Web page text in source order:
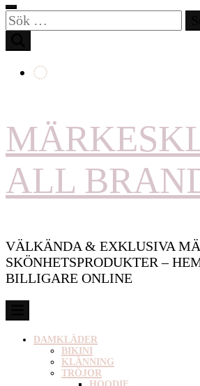
Sök
efter:
ALL
VÄLKÄNDA & EXKLUSIVA
SKÖNHETSPRODUKTER –
BILLIGARE ONLINE
DAMKLÄDER
BIKINI
KLÄNNING
TRÖJOR